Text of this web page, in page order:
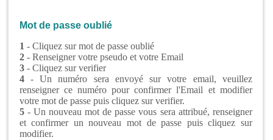
Mot de passe oublié
1 - Cliquez sur mot de passe oublié
2- Renseigner votre pseudo et votre Email
3- Cliquez sur verifier
4- Un numéro sera envoyé sur votre email, veuillez
renseigner ce numéro pour confirmer l'Email et modifier
votre mot de passe puis cliquez sur verifier.
5- Un nouveau mot de passe vous sera attribué, renseigner
et confirmer un nouveau mot de passe puis cliquez sur
modifier.